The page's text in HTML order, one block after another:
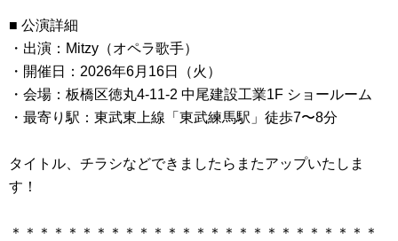
■ 公演詳細
・出演：Mitzy（オペラ歌手）
・開催日：2026年6月16日（火）
・会場：板橋区徳丸4-11-2 中尾建設工業1F ショールーム
・最寄り駅：東武東上線「東武練馬駅」徒歩7〜8分
タイトル、チラシなどできましたらまたアップいたしま
す！
＊＊＊＊＊＊＊＊＊＊＊＊＊＊＊＊＊＊＊＊＊＊＊＊＊＊